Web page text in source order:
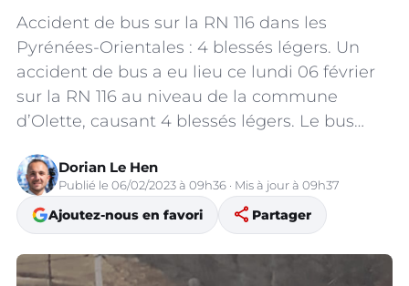
Accident de bus sur la RN 116 dans les
Pyrénées-Orientales : 4 blessés légers. Un
accident de bus a eu lieu ce lundi 06 février
sur la RN 116 au niveau de la commune
d’Olette, causant 4 blessés légers. Le bus…
Dorian Le Hen
Publié le 06/02/2023 à 09h36 · Mis à jour à 09h37
Ajoutez-nous en favori share Partager